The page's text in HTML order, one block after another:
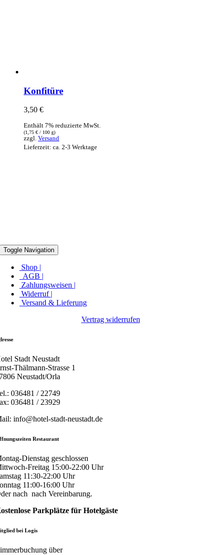
Konfitüre
3,50 €
Enthält 7% reduzierte MwSt.
(1,75 € / 100 g)
zzgl. Versand
Lieferzeit: ca. 2-3 Werktage
Toggle Navigation
Shop |
AGB |
Zahlungsweisen |
Widerruf |
Versand & Lieferung
Vertrag widerrufen
Stadt Neustadt
Thälmann-Strasse 1
Neustadt/Orla
036481 / 22749
036481 / 23929
info@hotel-stadt-neustadt.de
Restaurant
Dienstag geschlossen
Freitag 15:00-22:00 Uhr
11:30-22:00 Uhr
11:00-16:00 Uhr
nach nach Vereinbarung.
Parkplätze für Hotelgäste
bei Logis
über